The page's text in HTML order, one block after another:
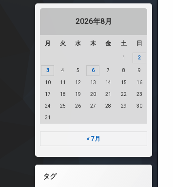
2026年8月
月 火 水 木 金 土 日
1 2
3 4 5 6 7 8 9
10 11 12 13 14 15 16
17 18 19 20 21 22 23
24 25 26 27 28 29 30
31
« 7月
タグ